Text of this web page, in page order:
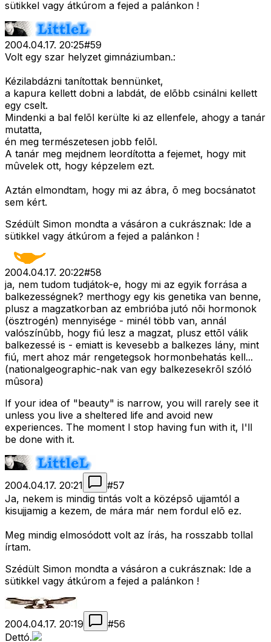
sütikkel vagy átkúrom a fejed a palánkon !
2004.04.17. 20:25#59
Volt egy szar helyzet gimnáziumban.:
Kézilabdázni tanítottak bennünket,
a kapura kellett dobni a labdát, de elõbb csinálni kellett
egy cselt.
Mindenki a bal felõl kerülte ki az ellenfele, ahogy a tanár
mutatta,
én meg természetesen jobb felõl.
A tanár meg mejdnem leordította a fejemet, hogy mit
mûvelek ott, hogy képzelem ezt.
Aztán elmondtam, hogy mi az ábra, õ meg bocsánatot
sem kért.
Szédült Simon mondta a vásáron a cukrásznak: Ide a
sütikkel vagy átkúrom a fejed a palánkon !
2004.04.17. 20:22#58
ja, nem tudom tudjátok-e, hogy mi az egyik forrása a
balkezességnek? merthogy egy kis genetika van benne,
plusz a magzatkorban az embrióba jutó nõi hormonok
(ösztrogén) mennyisége - minél több van, annál
valószínûbb, hogy fiú lesz a magzat, plusz ettõl válik
balkezessé is - emiatt is kevesebb a balkezes lány, mint
fiú, mert ahoz már rengetegsok hormonbehatás kell...
(nationalgeographic-nak van egy balkezesekrõl szóló
mûsora)
If your idea of "beauty" is narrow, you will rarely see it
unless you live a sheltered life and avoid new
experiences. The moment I stop having fun with it, I'll
be done with it.
2004.04.17. 20:21 #57
Ja, nekem is mindig tintás volt a középsõ ujjamtól a
kisujjamig a kezem, de mára már nem fordul elõ ez.
Meg mindig elmosódott volt az írás, ha rosszabb tollal
írtam.
Szédült Simon mondta a vásáron a cukrásznak: Ide a
sütikkel vagy átkúrom a fejed a palánkon !
2004.04.17. 20:19 #56
Dettó.